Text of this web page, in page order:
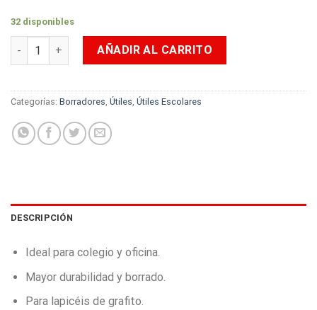
32 disponibles
Borrador de Colores Offi-Esco xUnidad cantidad
AÑADIR AL CARRITO
Categorías: Borradores, Útiles, Útiles Escolares
DESCRIPCIÓN
Ideal para colegio y oficina.
Mayor durabilidad y borrado.
Para lapicéis de grafito.